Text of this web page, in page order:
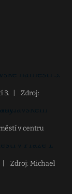
3.
Zdroj:
v centru
Zdroj: Michael